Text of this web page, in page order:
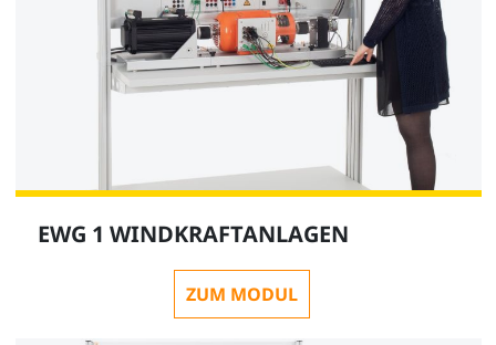
EWG 1 WINDKRAFTANLAGEN
ZUM MODUL